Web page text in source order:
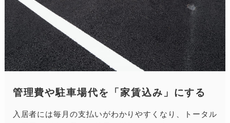
管理費や駐車場代を「家賃込み」にする
入居者には毎月の支払いがわかりやすくなり、トータル